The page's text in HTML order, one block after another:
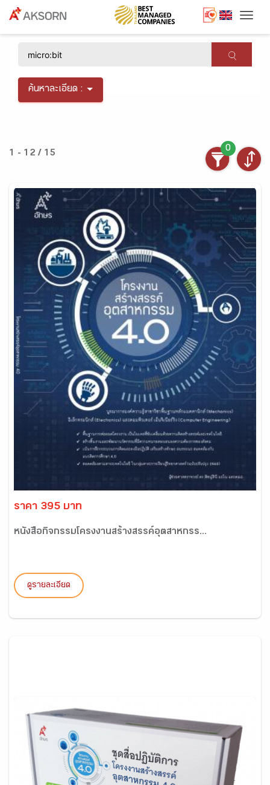
ค้นหาละเอียด :
1 - 12 / 15
0
ราคา 395 บาท
หนังสือกิจกรรมโครงงานสร้างสรรค์อุตสาหกรร...
ดูรายละเอียด